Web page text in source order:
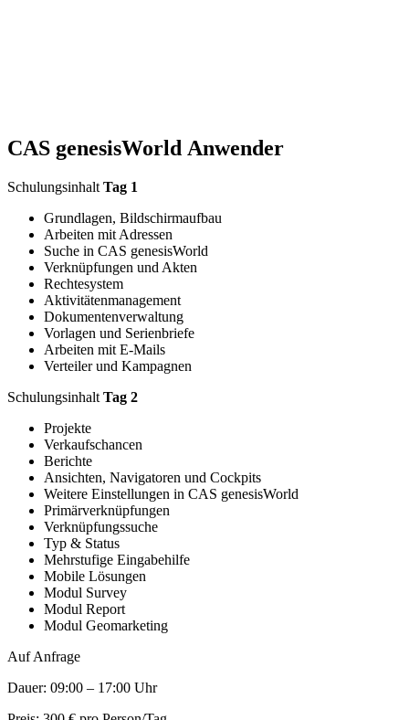
CAS genesisWorld Anwender
Schulungsinhalt Tag 1
Grundlagen, Bildschirmaufbau
Arbeiten mit Adressen
Suche in CAS genesisWorld
Verknüpfungen und Akten
Rechtesystem
Aktivitätenmanagement
Dokumentenverwaltung
Vorlagen und Serienbriefe
Arbeiten mit E-Mails
Verteiler und Kampagnen
Schulungsinhalt Tag 2
Projekte
Verkaufschancen
Berichte
Ansichten, Navigatoren und Cockpits
Weitere Einstellungen in CAS genesisWorld
Primärverknüpfungen
Verknüpfungssuche
Typ & Status
Mehrstufige Eingabehilfe
Mobile Lösungen
Modul Survey
Modul Report
Modul Geomarketing
Auf Anfrage
Dauer: 09:00 – 17:00 Uhr